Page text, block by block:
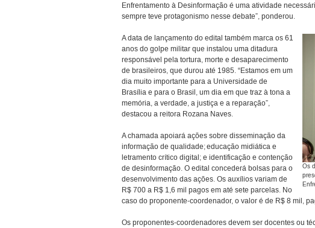
Enfrentamento à Desinformação é uma atividade
sempre teve protagonismo nesse debate”, ponderou.
Os
A data de lançamento do edital também marca os 61
anos do golpe militar que instalou uma ditadura
responsável pela tortura, morte e desaparecimento
de brasileiros, que durou até 1985. “Estamos em um
dia muito importante para a Universidade de
Brasília e para o Brasil, um dia em que traz à tona a
memória, a verdade, a justiça e a reparação”,
destacou a reitora Rozana Naves.
A chamada apoiará ações sobre disseminação da
informação de qualidade; educação midiática e
letramento crítico digital; e identificação e contenção
de desinformação. O edital concederá bolsas para o
desenvolvimento das ações. Os auxílios variam de
R$ 700 a R$ 1,6 mil pagos em até sete parcelas. No
caso do proponente-coordenador, o valor é de R$ 8 mil,
Os proponentes-coordenadores devem ser docentes ou